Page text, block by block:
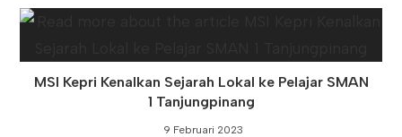
MSI Kepri Kenalkan Sejarah Lokal ke Pelajar SMAN
1 Tanjungpinang
9 Februari 2023